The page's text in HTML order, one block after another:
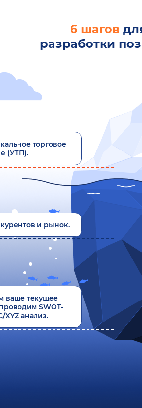
6 шагов
разработки
торговое
(УТП).
и рынок.
ваше текущее
SWOT-
XYZ анализ.